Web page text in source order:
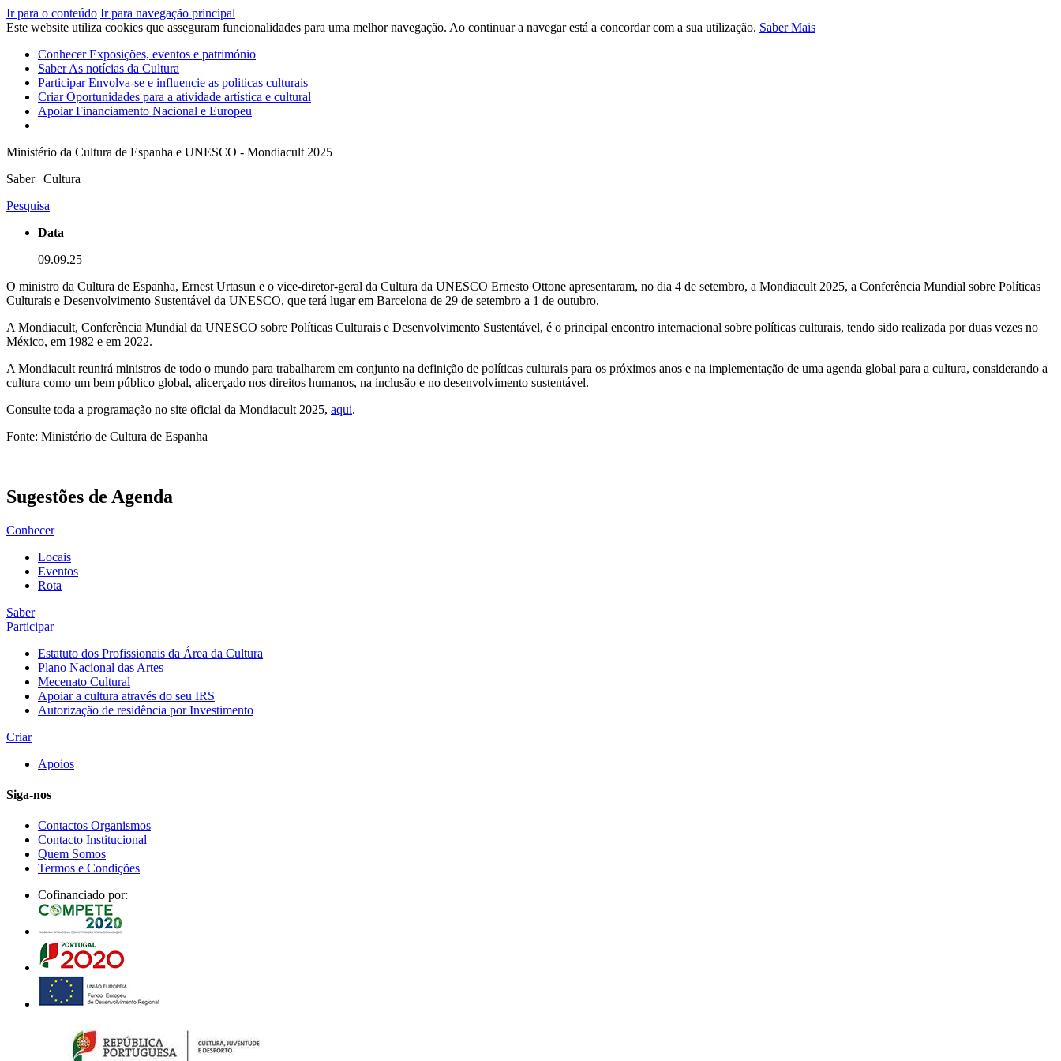
Ir para o conteúdo Ir para navegação principal
Este website utiliza cookies que asseguram funcionalidades para uma melhor navegação. Ao continuar a navegar está a concordar com a sua utilização. Saber Mais
ConhecerExposições, eventos e património
SaberAs notícias da Cultura
ParticiparEnvolva-se e influencie as politicas culturais
CriarOportunidades para a atividade artística e cultural
ApoiarFinanciamento Nacional e Europeu
Ministério da Cultura de Espanha e UNESCO - Mondiacult 2025
Saber | Cultura
Pesquisa
Data
09.09.25
O ministro da Cultura de Espanha, Ernest Urtasun e o vice-diretor-geral da Cultura da UNESCO Ernesto Ottone apresentaram, no dia 4 de setembro, a Mondiacult 2025, a Conferência Mundial sobre Políticas
Culturais e Desenvolvimento Sustentável da UNESCO, que terá lugar em Barcelona de 29 de setembro a 1 de outubro.
A Mondiacult, Conferência Mundial da UNESCO sobre Políticas Culturais e Desenvolvimento Sustentável, é o principal encontro internacional sobre políticas culturais, tendo sido realizada por duas vezes no
México, em 1982 e em 2022.
A Mondiacult reunirá ministros de todo o mundo para trabalharem em conjunto na definição de políticas culturais para os próximos anos e na implementação de uma agenda global para a cultura, considerando a
cultura como um bem público global, alicerçado nos direitos humanos, na inclusão e no desenvolvimento sustentável.
Consulte toda a programação no site oficial da Mondiacult 2025, aqui.
Fonte: Ministério de Cultura de Espanha
Sugestões de Agenda
Conhecer
Locais
Eventos
Rota
Saber
Participar
Estatuto dos Profissionais da Área da Cultura
Plano Nacional das Artes
Mecenato Cultural
Apoiar a cultura através do seu IRS
Autorização de residência por Investimento
Criar
Apoios
Siga-nos
Contactos Organismos
Contacto Institucional
Quem Somos
Termos e Condições
Cofinanciado por: